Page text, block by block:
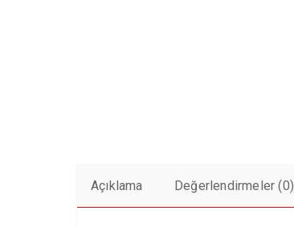
Açıklama Değerlendirmeler (0)